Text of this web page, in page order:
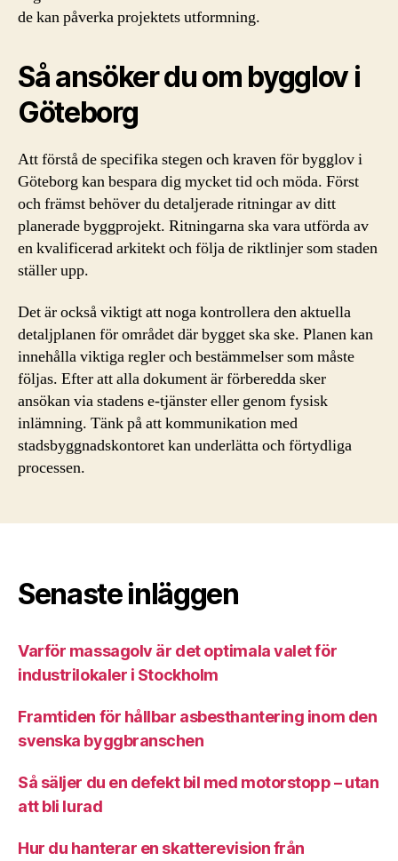
de kan påverka projektets utformning.
Så ansöker du om bygglov i
Göteborg
Att förstå de specifika stegen och kraven för bygglov i
Göteborg kan bespara dig mycket tid och möda. Först
och främst behöver du detaljerade ritningar av ditt
planerade byggprojekt. Ritningarna ska vara utförda av
en kvalificerad arkitekt och följa de riktlinjer som staden
ställer upp.
Det är också viktigt att noga kontrollera den aktuella
detaljplanen för området där bygget ska ske. Planen kan
innehålla viktiga regler och bestämmelser som måste
följas. Efter att alla dokument är förberedda sker
ansökan via stadens e-tjänster eller genom fysisk
inlämning. Tänk på att kommunikation med
stadsbyggnadskontoret kan underlätta och förtydliga
processen.
Senaste inläggen
Varför massagolv är det optimala valet för
industrilokaler i Stockholm
Framtiden för hållbar asbesthantering inom den
svenska byggbranschen
Så säljer du en defekt bil med motorstopp – utan
att bli lurad
Hur du hanterar en skatterevision från